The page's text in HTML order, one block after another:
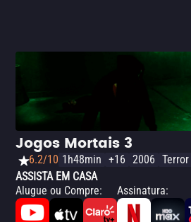
Jogos Mortais 3
6.2/10 1h48min +16 2006 Terror
ASSISTA EM CASA
Alugue ou Compre: Assinatura: